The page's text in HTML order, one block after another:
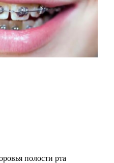
полости рта